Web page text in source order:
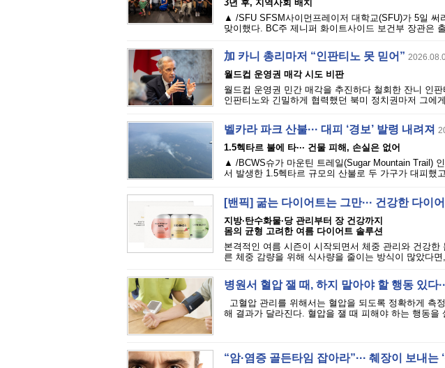
3년 후, 지역사회 배치
▲ /SFU SFSM사이먼프레이저 대학교(SFU)가 5일 써
맞이했다. BC주 제니퍼 화이트사이드 보건부 장관은
加 카니 총리마저 “인판티노 못 믿어”
월드컵 운영권 매각 시도 비판
월드컵 운영권 민간 매각을 추진하다 철회한 잔니 인
인판티노와 긴밀하게 협력했던 북미 정치권마저 그에
벨카라 파크 산불··· 대피 ‘경보’ 발령 내려져
1.5헥타르 불에 타··· 건물 피해, 손실은 없어
▲ /BCWS슈가 마운틴 트레일(Sugar Mountain Trail)
서 발생한 1.5헥타르 규모의 산불로 두 가구가 대피했
[밴픽] 굶는 다이어트는 그만··· 건강한 다이
지방·탄수화물·당 관리부터 장 건강까지
몸의 균형 고려한 여름 다이어트 솔루션
본격적인 여름 시즌이 시작되면서 체중 관리와 건강
른 체중 감량을 위해 식사량을 줄이는 방식이 많았다
병원서 혈압 잴 때, 하지 말아야 할 행동 있다
고혈압 관리를 위해서는 혈압을 되도록 정확하게 측
해 결과가 달라진다. 혈압을 잴 때 피해야 하는 행동을
“암·염증 골든타임 잡아라”··· 췌장이 보내는